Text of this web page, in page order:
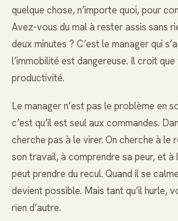
quelque chose, n’importe quoi, pour
Avez-vous du mal à rester assis sans
deux minutes ? C’est le manager qui
l’immobilité est dangereuse. Il croit
productivité.
Le manager n’est pas le problème en
c’est qu’il est seul aux commandes.
cherche pas à le virer. On cherche à le
son travail, à comprendre sa peur, et à
peut prendre du recul. Quand il se
devient possible. Mais tant qu’il hurle,
rien d’autre.